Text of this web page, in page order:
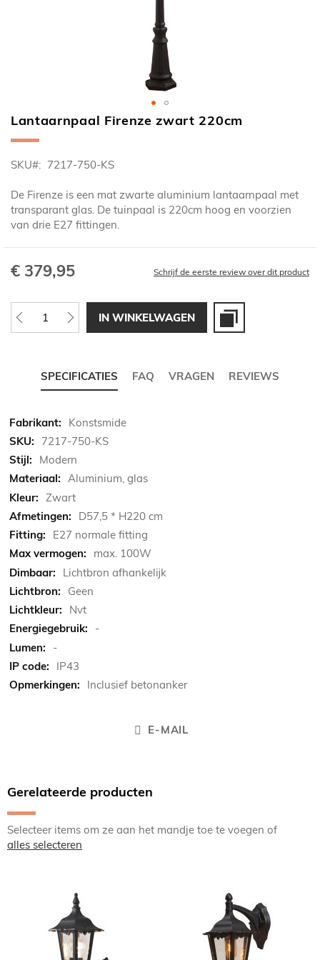
Ga
naar
begin
de
afbeeldingen-
gallerij
Lantaarnpaal Firenze zwart 220cm
SKU 7217-750-KS
De Firenze is een mat zwarte aluminium lantaarnpaal met
transparant glas. De tuinpaal is 220cm hoog en voorzien
van drie E27 fittingen.
€ 379,95 Schrijf de eerste review over dit product
IN WINKELWAGEN
SPECIFICATIES FAQ VRAGEN REVIEWS
Meer
informatie
Konstsmide
7217-750-KS
Modern
Aluminium, glas
Zwart
D57,5 * H220 cm
E27 normale fitting
max. 100W
Lichtbron afhankelijk
Geen
Nvt
-
-
IP43
Inclusief betonanker
E-MAIL
Gerelateerde producten
Selecteer items om ze aan het mandje toe te voegen of
alles selecteren